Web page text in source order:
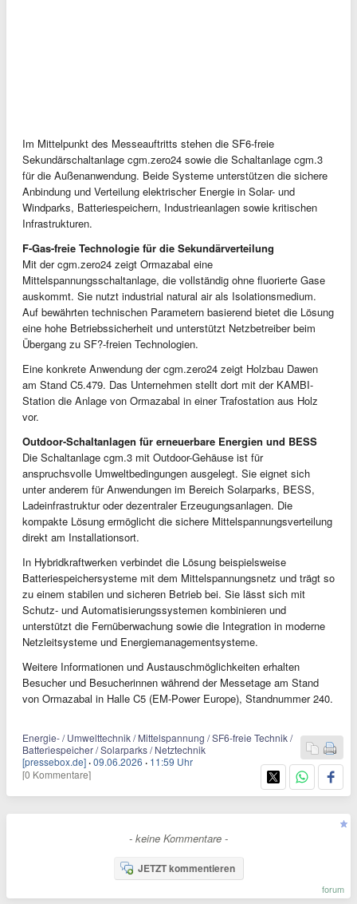
Im Mittelpunkt des Messeauftritts stehen die SF6-freie
Sekundärschaltanlage cgm.zero24 sowie die Schaltanlage cgm.3
für die Außenanwendung. Beide Systeme unterstützen die sichere
Anbindung und Verteilung elektrischer Energie in Solar- und
Windparks, Batteriespeichern, Industrieanlagen sowie kritischen
Infrastrukturen.
F-Gas-freie Technologie für die Sekundärverteilung
Mit der cgm.zero24 zeigt Ormazabal eine
Mittelspannungsschaltanlage, die vollständig ohne fluorierte Gase
auskommt. Sie nutzt industrial natural air als Isolationsmedium.
Auf bewährten technischen Parametern basierend bietet die Lösung
eine hohe Betriebssicherheit und unterstützt Netzbetreiber beim
Übergang zu SF?-freien Technologien.
Eine konkrete Anwendung der cgm.zero24 zeigt Holzbau Dawen
am Stand C5.479. Das Unternehmen stellt dort mit der KAMBI-
Station die Anlage von Ormazabal in einer Trafostation aus Holz
vor.
Outdoor-Schaltanlagen für erneuerbare Energien und BESS
Die Schaltanlage cgm.3 mit Outdoor-Gehäuse ist für
anspruchsvolle Umweltbedingungen ausgelegt. Sie eignet sich
unter anderem für Anwendungen im Bereich Solarparks, BESS,
Ladeinfrastruktur oder dezentraler Erzeugungsanlagen. Die
kompakte Lösung ermöglicht die sichere Mittelspannungsverteilung
direkt am Installationsort.
In Hybridkraftwerken verbindet die Lösung beispielsweise
Batteriespeichersysteme mit dem Mittelspannungsnetz und trägt so
zu einem stabilen und sicheren Betrieb bei. Sie lässt sich mit
Schutz- und Automatisierungssystemen kombinieren und
unterstützt die Fernüberwachung sowie die Integration in moderne
Netzleitsysteme und Energiemanagementsysteme.
Weitere Informationen und Austauschmöglichkeiten erhalten
Besucher und Besucherinnen während der Messetage am Stand
von Ormazabal in Halle C5 (EM-Power Europe), Standnummer 240.
Energie- / Umwelttechnik / Mittelspannung / SF6-freie Technik /
Batteriespeicher / Solarparks / Netztechnik
[pressebox.de] ·09.06.2026 · 11:59 Uhr
[0 Kommentare]
- keine Kommentare -
JETZT kommentieren
forum